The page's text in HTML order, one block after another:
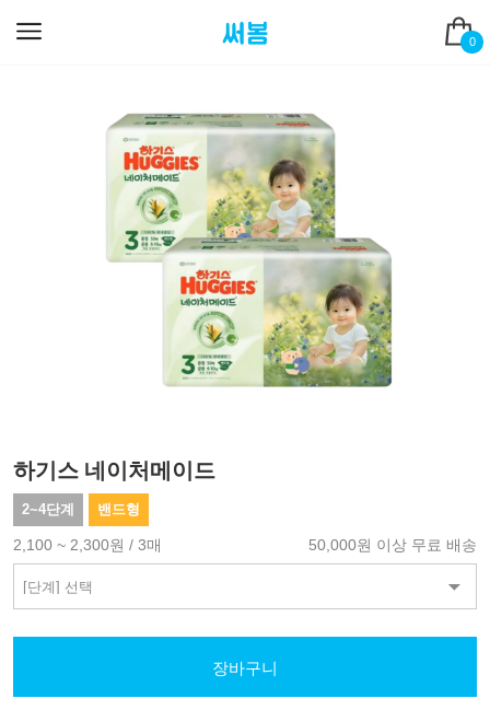
0
하기스 네이처메이드
2~4단계 밴드형
2,100 ~ 2,300원 / 3매 50,000원 이상 무료 배송
장바구니